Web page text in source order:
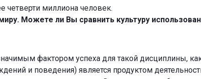
миллиона человек.
Можете ли Вы сравнить культуру
фактором успеха для такой дисциплины,
и поведения) является продуктом